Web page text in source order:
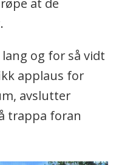
at de
og for så vidt
applaus for
avslutter
trappa foran